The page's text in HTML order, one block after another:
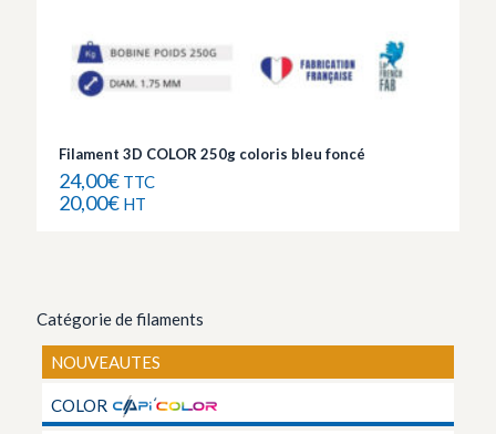
Filament 3D COLOR 250g coloris bleu foncé
24,00€ TTC
20,00€ HT
Catégorie de filaments
NOUVEAUTES
COLOR